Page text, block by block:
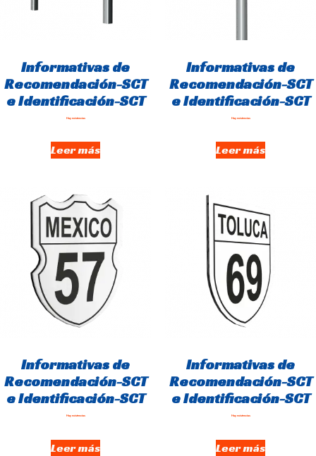
Informativas de
Recomendación-SCT
e Identificación-SCT
Hay existencias
Leer más
Informativas de
Recomendación-SCT
e Identificación-SCT
Hay existencias
Leer más
Informativas de
Recomendación-SCT
e Identificación-SCT
Hay existencias
Leer más
Informativas de
Recomendación-SCT
e Identificación-SCT
Hay existencias
Leer más